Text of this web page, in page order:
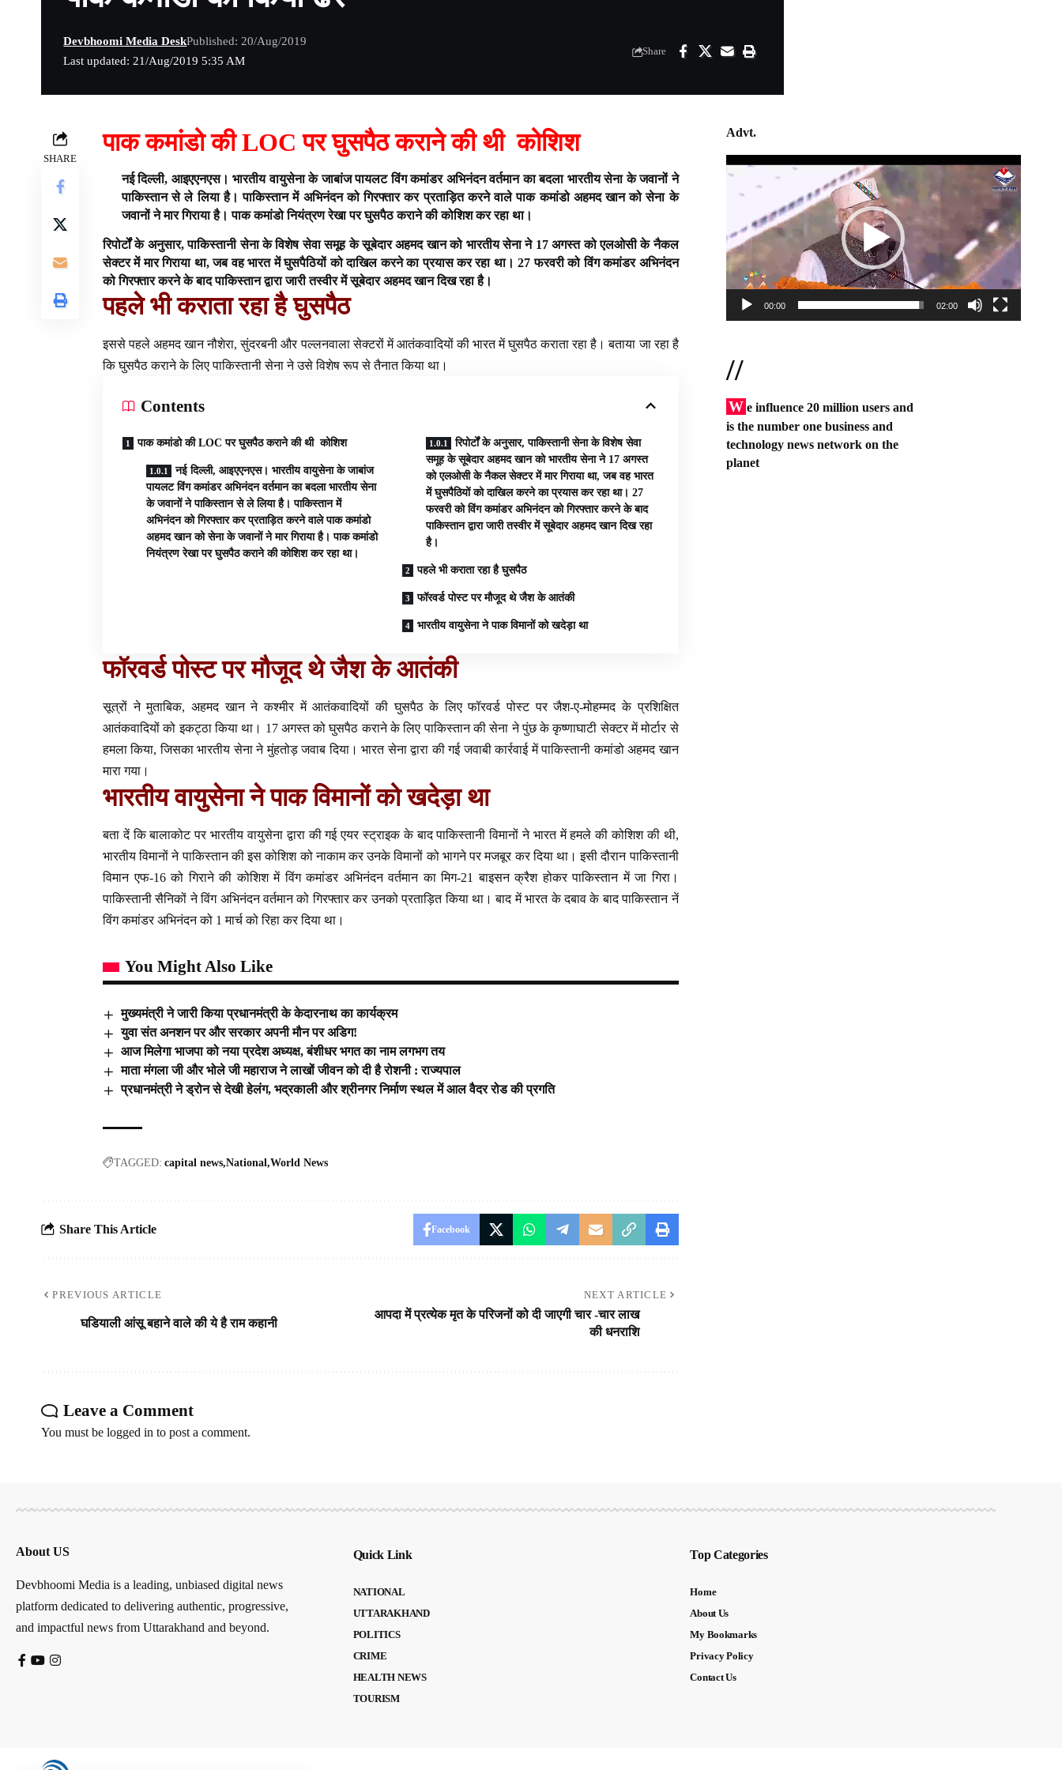
Last updated: 21/Aug/2019 5:35 AM
Devbhoomi Media DeskPublished: 20/Aug/2019
Share
SHARE
पाक कमांडो की LOC पर घुसपैठ कराने की थी कोशिश
नई दिल्ली, आइएएनएस। भारतीय वायुसेना के जाबांज पायलट विंग कमांडर अभिनंदन वर्तमान का बदला भारतीय सेना के जवानों ने
पाकिस्तान से ले लिया है। पाकिस्तान में अभिनंदन को गिरफ्तार कर प्रताड़ित करने वाले पाक कमांडो अहमद खान को सेना के
जवानों ने मार गिराया है। पाक कमांडो नियंत्रण रेखा पर घुसपैठ कराने की कोशिश कर रहा था।
रिपोर्टों के अनुसार, पाकिस्तानी सेना के विशेष सेवा समूह के सूबेदार अहमद खान को भारतीय सेना ने 17 अगस्त को एलओसी के नैकल
सेक्टर में मार गिराया था, जब वह भारत में घुसपैठियों को दाखिल करने का प्रयास कर रहा था। 27 फरवरी को विंग कमांडर अभिनंदन
को गिरफ्तार करने के बाद पाकिस्तान द्वारा जारी तस्वीर में सूबेदार अहमद खान दिख रहा है।
पहले भी कराता रहा है घुसपैठ
इससे पहले अहमद खान नौशेरा, सुंदरबनी और पल्लनवाला सेक्टरों में आतंकवादियों की भारत में घुसपैठ कराता रहा है। बताया जा रहा है
कि घुसपैठ कराने के लिए पाकिस्तानी सेना ने उसे विशेष रूप से तैनात किया था।
Contents
पाक कमांडो की LOC पर घुसपैठ कराने की थी कोशिश
नई दिल्ली, आइएएनएस। भारतीय वायुसेना के जाबांज
पायलट विंग कमांडर अभिनंदन वर्तमान का बदला भारतीय सेना
के जवानों ने पाकिस्तान से ले लिया है। पाकिस्तान में
अभिनंदन को गिरफ्तार कर प्रताड़ित करने वाले पाक कमांडो
अहमद खान को सेना के जवानों ने मार गिराया है। पाक कमांडो
नियंत्रण रेखा पर घुसपैठ कराने की कोशिश कर रहा था।
रिपोर्टों के अनुसार, पाकिस्तानी सेना के विशेष सेवा
समूह के सूबेदार अहमद खान को भारतीय सेना ने 17 अगस्त
को एलओसी के नैकल सेक्टर में मार गिराया था, जब वह भारत
में घुसपैठियों को दाखिल करने का प्रयास कर रहा था। 27
फरवरी को विंग कमांडर अभिनंदन को गिरफ्तार करने के बाद
पाकिस्तान द्वारा जारी तस्वीर में सूबेदार अहमद खान दिख रहा
है।
पहले भी कराता रहा है घुसपैठ
फॉरवर्ड पोस्ट पर मौजूद थे जैश के आतंकी
भारतीय वायुसेना ने पाक विमानों को खदेड़ा था
फॉरवर्ड पोस्ट पर मौजूद थे जैश के आतंकी
सूत्रों ने मुताबिक, अहमद खान ने कश्मीर में आतंकवादियों की घुसपैठ के लिए फॉरवर्ड पोस्ट पर जैश-ए-मोहम्मद के प्रशिक्षित
आतंकवादियों को इकट्ठा किया था। 17 अगस्त को घुसपैठ कराने के लिए पाकिस्तान की सेना ने पुंछ के कृष्णाघाटी सेक्टर में मोर्टार से
हमला किया, जिसका भारतीय सेना ने मुंहतोड़ जवाब दिया। भारत सेना द्वारा की गई जवाबी कार्रवाई में पाकिस्तानी कमांडो अहमद खान
मारा गया।
भारतीय वायुसेना ने पाक विमानों को खदेड़ा था
बता दें कि बालाकोट पर भारतीय वायुसेना द्वारा की गई एयर स्ट्राइक के बाद पाकिस्तानी विमानों ने भारत में हमले की कोशिश की थी,
भारतीय विमानों ने पाकिस्तान की इस कोशिश को नाकाम कर उनके विमानों को भागने पर मजबूर कर दिया था। इसी दौरान पाकिस्तानी
विमान एफ-16 को गिराने की कोशिश में विंग कमांडर अभिनंदन वर्तमान का मिग-21 बाइसन क्रैश होकर पाकिस्तान में जा गिरा।
पाकिस्तानी सैनिकों ने विंग अभिनंदन वर्तमान को गिरफ्तार कर उनको प्रताड़ित किया था। बाद में भारत के दबाव के बाद पाकिस्तान नें
विंग कमांडर अभिनंदन को 1 मार्च को रिहा कर दिया था।
You Might Also Like
मुख्यमंत्री ने जारी किया प्रधानमंत्री के केदारनाथ का कार्यक्रम
युवा संत अनशन पर और सरकार अपनी मौन पर अडिग!
आज मिलेगा भाजपा को नया प्रदेश अध्यक्ष, बंशीधर भगत का नाम लगभग तय
माता मंगला जी और भोले जी महाराज ने लाखों जीवन को दी है रोशनी : राज्यपाल
प्रधानमंत्री ने ड्रोन से देखी हेलंग, भद्रकाली और श्रीनगर निर्माण स्थल में आल वैदर रोड की प्रगति
TAGGED: capital news National World News
Share This Article Facebook
PREVIOUS ARTICLE
घडियाली आंसू बहाने वाले की ये है राम कहानी
NEXT ARTICLE
आपदा में प्रत्येक मृत के परिजनों को दी जाएगी चार -चार लाख
की धनराशि
Leave a Comment
You must be logged in to post a comment.
Advt.
Video
00:00 02:00
//
W e influence 20 million users and
is the number one business and
technology news network on the
planet
About US
Devbhoomi Media is a leading, unbiased digital news
platform dedicated to delivering authentic, progressive,
and impactful news from Uttarakhand and beyond.
Quick Link
NATIONAL
UTTARAKHAND
POLITICS
CRIME
HEALTH NEWS
TOURISM
Top Categories
Home
About Us
My Bookmarks
Privacy Policy
Contact Us